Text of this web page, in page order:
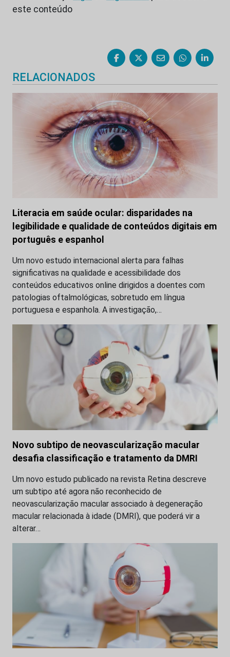
este conteúdo
RELACIONADOS
Literacia em saúde ocular: disparidades na
legibilidade e qualidade de conteúdos digitais em
português e espanhol
Um novo estudo internacional alerta para falhas
significativas na qualidade e acessibilidade dos
conteúdos educativos online dirigidos a doentes com
patologias oftalmológicas, sobretudo em língua
portuguesa e espanhola. A investigação,…
Novo subtipo de neovascularização macular
desafia classificação e tratamento da DMRI
Um novo estudo publicado na revista Retina descreve
um subtipo até agora não reconhecido de
neovascularização macular associado à degeneração
macular relacionada à idade (DMRI), que poderá vir a
alterar…